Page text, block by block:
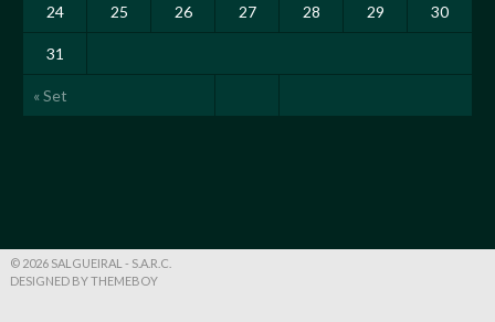
« Set
24 25 26 27 28 29 30
31
© 2026 SALGUEIRAL - S.A.R.C.
DESIGNED BY THEMEBOY